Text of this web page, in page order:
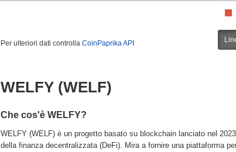
Per ulteriori dati controlla CoinPaprika API
WELFY (WELF)
Che cos'è WELFY?
WELFY (WELF) è un progetto basato su blockchain lanciato nel
della finanza decentralizzata (DeFi). Mira a fornire una piattaforma